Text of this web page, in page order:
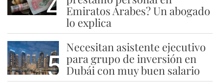
Emiratos Árabes? Un abogado
lo explica
5
Necesitan asistente ejecutivo
para grupo de inversión en
Dubái con muy buen salario